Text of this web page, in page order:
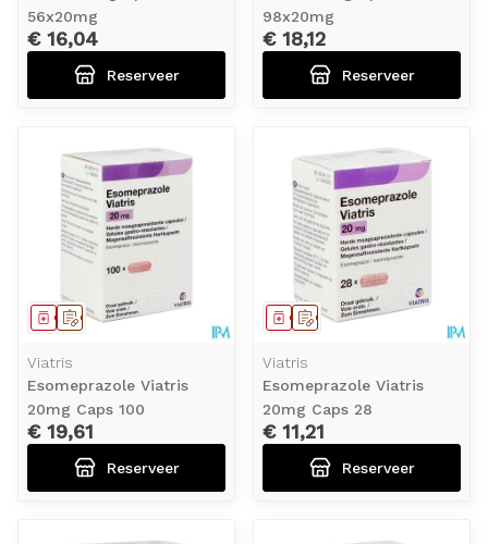
56x20mg
€ 16,04
Reserveer
98x20mg
€ 18,12
Reserveer
Op voorschrift
Geneesmiddel
Viatris
Esomeprazole Viatris
20mg Caps 100
€ 19,61
Reserveer
Op voorschrift
Geneesmiddel
Viatris
Esomeprazole Viatris
20mg Caps 28
€ 11,21
Reserveer